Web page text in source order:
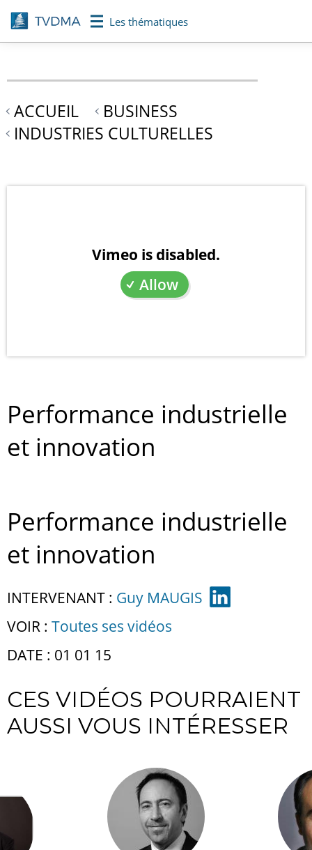
Aller
au
contenu
Les thématiques
ACCUEIL
BUSINESS
INDUSTRIES CULTURELLES
Vimeo is disabled.
Allow
Performance industrielle
et innovation
Performance industrielle
et innovation
INTERVENANT : Guy MAUGIS
VOIR : Toutes ses vidéos
DATE : 01 01 15
CES VIDÉOS POURRAIENT
AUSSI VOUS INTÉRESSER